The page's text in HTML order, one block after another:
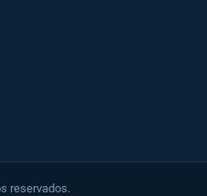
reservados.